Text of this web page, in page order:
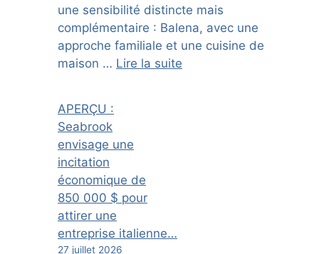
une sensibilité distincte mais
complémentaire : Balena, avec une
approche familiale et une cuisine de
maison … Lire la suite
APERÇU :
Seabrook
envisage une
incitation
économique de
850 000 $ pour
attirer une
entreprise italienne…
27 juillet 2026